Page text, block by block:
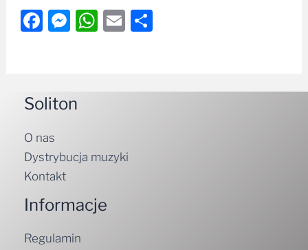
Facebook
Messenger
WhatsApp
Email
Soliton
O nas
Dystrybucja muzyki
Kontakt
Informacje
Regulamin